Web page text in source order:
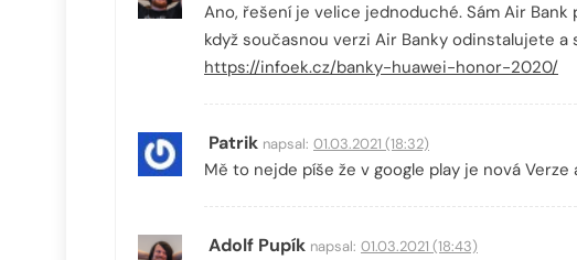
Ano, řešení je velice jednoduché. Sám Air
když současnou verzi Air Banky odinstalujete
https://infoek.cz/banky-huawei-honor-2020/
Patrik napsal: 01.03.2021 (18:32)
Mě to nejde píše že v google play je nová
Adolf Pupík napsal: 01.03.2021 (18:43)